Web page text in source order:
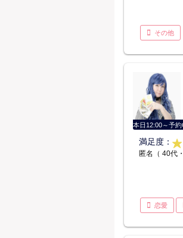
その他
本日12:00～予約
満足度：
匿名（ 40代
恋愛